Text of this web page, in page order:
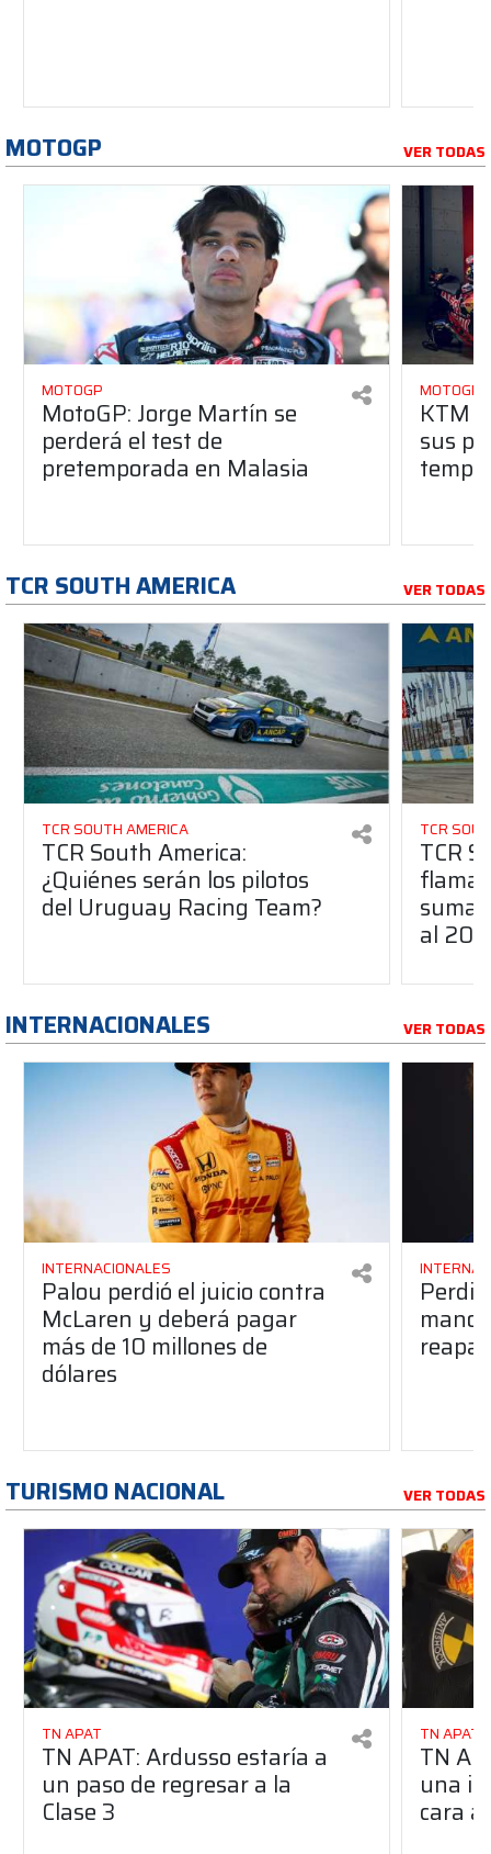
MOTOGP VER TODAS
MOTOGP
MotoGP: Jorge Martín se
perderá el test de
pretemporada en Malasia
MOTOGP
KTM
sus
TCR SOUTH AMERICA VER TODAS
TCR SOUTH AMERICA
TCR South America:
¿Quiénes serán los pilotos
del Uruguay Racing Team?
TCR
TCR
suma
al
INTERNACIONALES VER TODAS
INTERNACIONALES
Palou perdió el juicio contra
McLaren y deberá pagar
más de 10 millones de
dólares
TURISMO NACIONAL VER TODAS
TN APAT
TN APAT: Ardusso estaría a
un paso de regresar a la
Clase 3
TN APAT
TN
una
cara